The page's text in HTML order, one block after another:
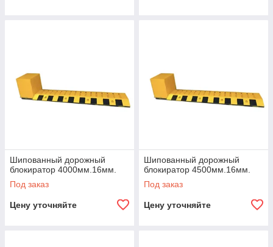
Шипованный дорожный
блокиратор 4000мм.16мм.
Под заказ
Цену уточняйте
Шипованный дорожный
блокиратор 4500мм.16мм.
Под заказ
Цену уточняйте